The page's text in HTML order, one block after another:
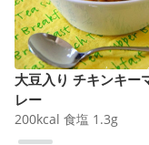
大豆入り チキンキー
レー
200kcal 食塩 1.3g